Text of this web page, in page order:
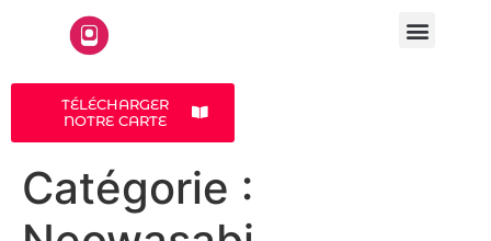
TÉLÉCHARGER
NOTRE CARTE
Catégorie :